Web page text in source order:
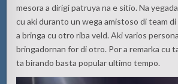
mesora a dirigi patruya na e sitio. Na
cu aki duranto un wega amistoso di team di
a bringa cu otro riba veld. Aki varios
bringadornan for di otro. Por a remarka cu
ta birando basta popular ultimo tempo.